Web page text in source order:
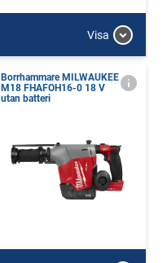
Visa
Borrhammare MILWAUKEE
M18 FHAFOH16-0 18 V
utan batteri